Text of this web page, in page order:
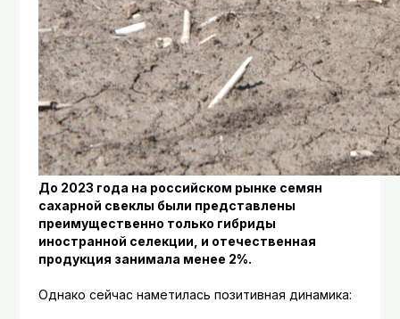
До 2023 года на российском рынке семян
сахарной свеклы были представлены
преимущественно только гибриды
иностранной селекции, и отечественная
продукция занимала менее 2%.
Однако сейчас наметилась позитивная динамика: